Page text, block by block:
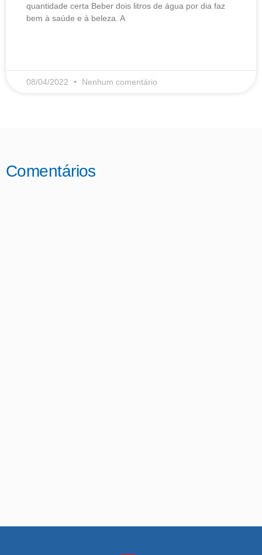
quantidade certa Beber dois litros de água por dia faz
bem à saúde e à beleza. A
08/04/2022 Nenhum comentário
Comentários